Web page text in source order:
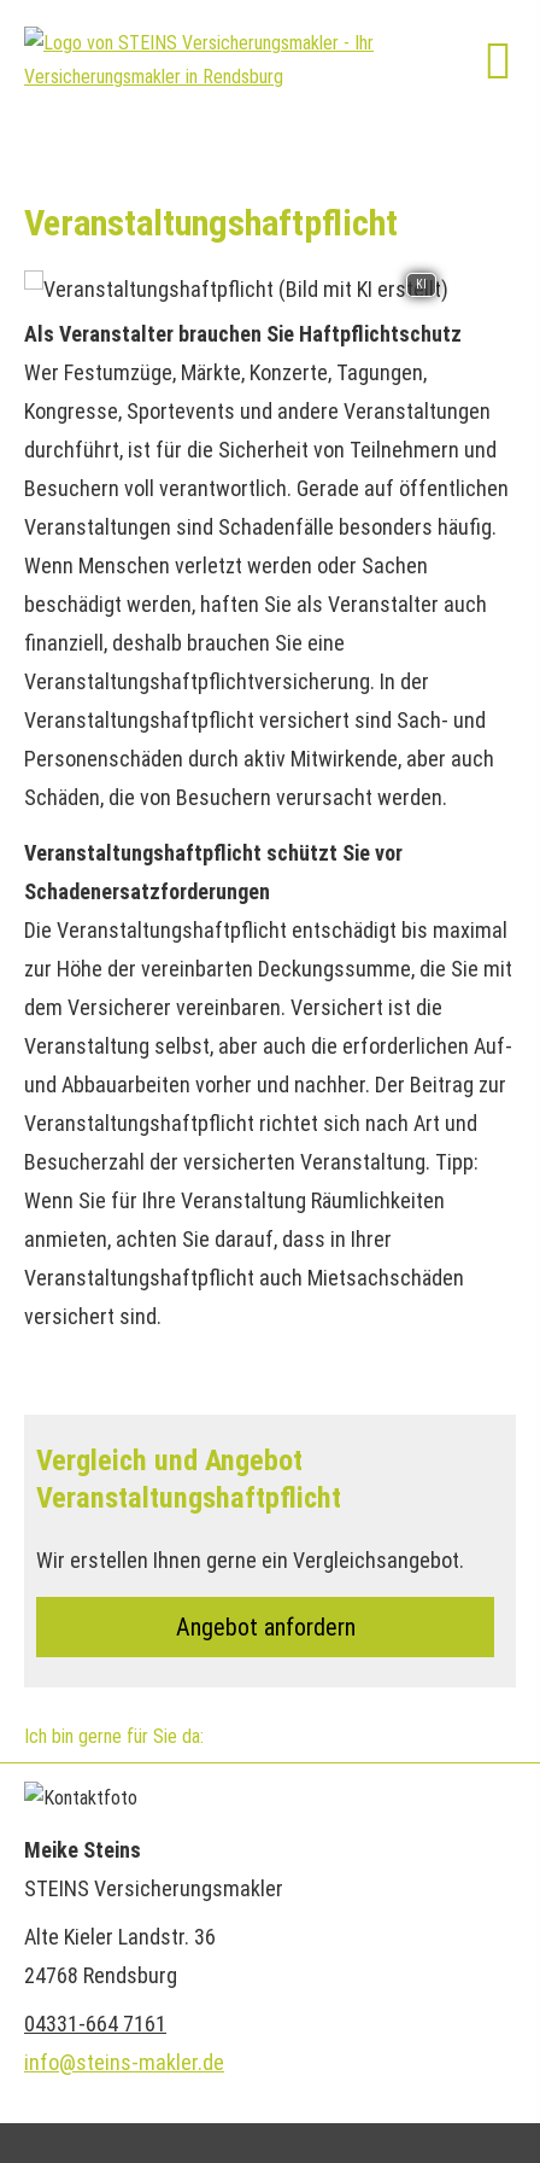
Veranstaltungshaftpflicht
KI
Als Veranstalter brauchen Sie Haft­pflichtschutz
Wer Festumzüge, Märkte, Konzerte, Tagungen,
Kongresse, Sportevents und andere Veranstaltungen
durchführt, ist für die Sicherheit von Teilnehmern und
Besuchern voll verantwortlich. Gerade auf öffentlichen
Veranstaltungen sind Schadenfälle besonders häufig.
Wenn Menschen verletzt werden oder Sachen
beschädigt werden, haften Sie als Veranstalter auch
finanziell, deshalb brauchen Sie eine
Veranstaltungshaftpflichtversicherung. In der
Veranstaltungshaftpflicht versichert sind Sach- und
Per­sonenschäden durch aktiv Mitwirkende, aber auch
Schäden, die von Besuchern verursacht werden.
Veranstaltungshaftpflicht schützt Sie vor
Schadenersatzforderungen
Die Veranstaltungshaftpflicht entschädigt bis maximal
zur Höhe der vereinbarten Deckungs­summe, die Sie mit
dem Versicherer vereinbaren. Versichert ist die
Veranstaltung selbst, aber auch die erforderlichen Auf-
und Abbauarbeiten vorher und nachher. Der Beitrag zur
Veranstaltungshaftpflicht richtet sich nach Art und
Besucherzahl der versicherten Veranstaltung. Tipp:
Wenn Sie für Ihre Veranstaltung Räumlichkeiten
anmieten, achten Sie darauf, dass in Ihrer
Veranstaltungshaftpflicht auch Mietsachschäden
versichert sind.
Vergleich und Angebot
Veranstaltungshaftpflicht
Wir erstellen Ihnen gerne ein Vergleichsangebot.
An­ge­bot an­for­dern
Ich bin gerne für Sie da:
Meike Steins
STEINS Ver­sicherungs­makler
Alte Kieler Landstr. 36
24768 Rendsburg
04331-664 7161
info@steins-makler.de